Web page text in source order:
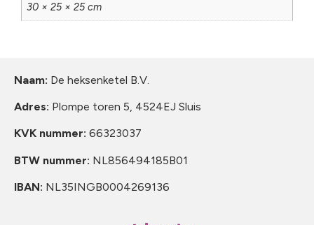
30 × 25 × 25 cm
Naam: De heksenketel B.V.
Adres: Plompe toren 5, 4524EJ Sluis
KVK nummer: 66323037
BTW nummer: NL856494185B01
IBAN: NL35INGB0004269136